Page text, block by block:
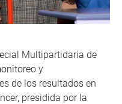
Multipartidaria de
y
de los resultados en
presidida por la